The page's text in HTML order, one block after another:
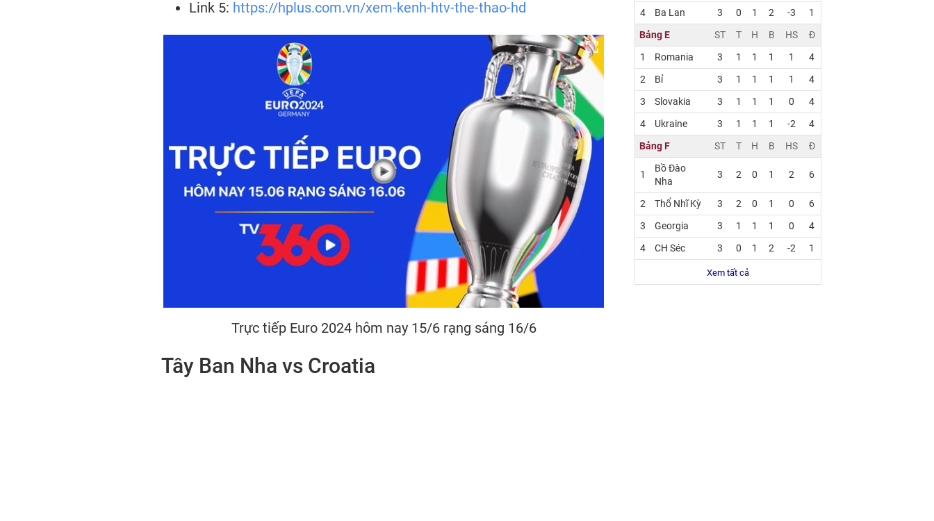
Link 5: https://hplus.com.vn/xem-kenh-htv-the-thao-hd
Trực tiếp Euro 2024 hôm nay 15/6 rạng sáng 16/6
Tây Ban Nha vs Croatia
4
Ba Lan 3 0 1 2 -3
1
Bảng E
ST T H B HS
Đ
1
Romania 3 1 1 1 1
4
2
Bỉ 3 1 1 1 1
4
3
Slovakia 3 1 1 1 0
4
4
Ukraine 3 1 1 1 -2
4
Bảng F
ST T H B HS Đ
1
Bồ Đào
Nha
3 2 0 1 2 6
2 Thổ Nhĩ Kỳ 3 2 0 1 0
6
3
Georgia 3 1 1 1 0
4
4
CH Séc 3 0 1 2 -2 1
Xem tất cả